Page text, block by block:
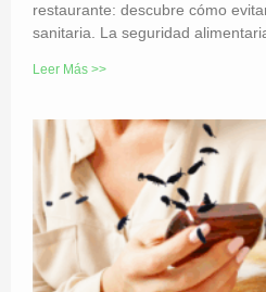
restaurante: descubre cómo
sanitaria. La seguridad
Leer Más >>